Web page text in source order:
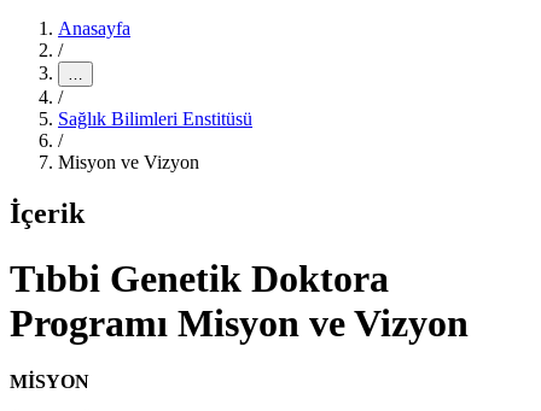
Anasayfa
/
…
/
Sağlık Bilimleri Enstitüsü
/
Misyon ve Vizyon
İçerik
Tıbbi Genetik Doktora
Programı Misyon ve Vizyon
MİSYON